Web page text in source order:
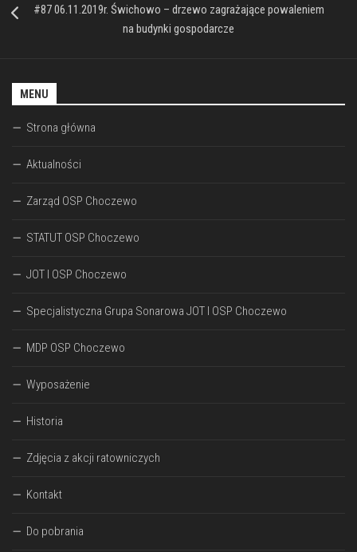
#87 06.11.2019r. Świchowo – drzewo zagrażające powaleniem
na budynki gospodarcze
MENU
Strona główna
Aktualności
Zarząd OSP Choczewo
STATUT OSP Choczewo
JOT I OSP Choczewo
Specjalistyczna Grupa Sonarowa JOT I OSP Choczewo
MDP OSP Choczewo
Wyposażenie
Historia
Zdjęcia z akcji ratowniczych
Kontakt
Do pobrania